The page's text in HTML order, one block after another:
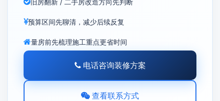
预算区间先聊清，减少后续反复
量房前先梳理施工重点更省时间
电话咨询装修方案
查看联系方式